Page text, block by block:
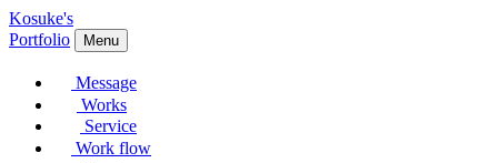
Kosuke's
Portfolio
Menu
Message
Works
Service
Work flow